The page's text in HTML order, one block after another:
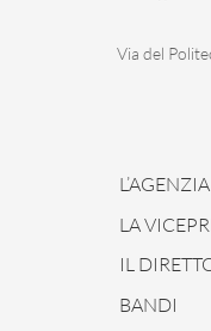
Via del
L’AGENZIA
LA
IL
BANDI